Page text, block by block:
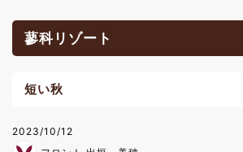
蓼科リゾート
短い秋
2023/10/12